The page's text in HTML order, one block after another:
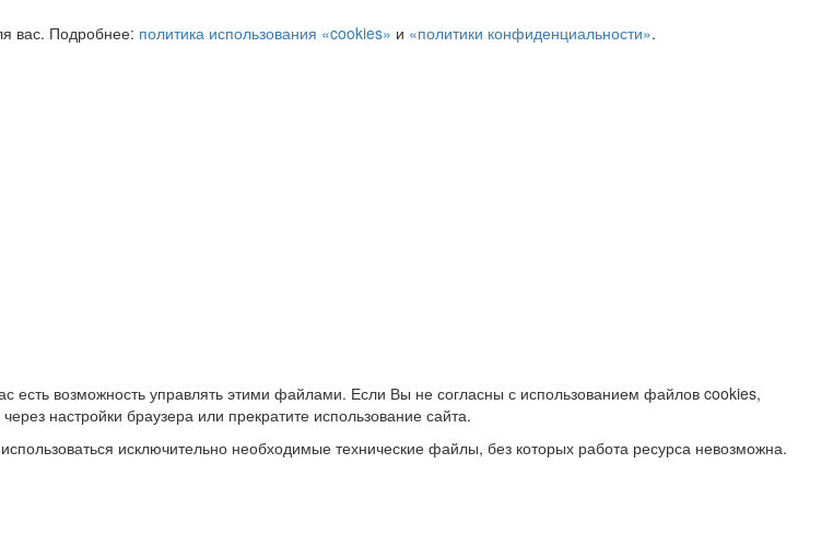
вас. Подробнее: политика использования «cookies» и «политики конфиденциальности».
возможность управлять этими файлами. Если Вы не согласны с использованием файлов cookies,
настройки браузера или прекратите использование сайта.
исключительно необходимые технические файлы, без которых работа ресурса невозможна.